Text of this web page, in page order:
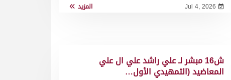
Jul 4, 2026 المزيد
ش16 مبشر لـ علي راشد علي ال علي
المعاضيد (التمهيدي الأول…